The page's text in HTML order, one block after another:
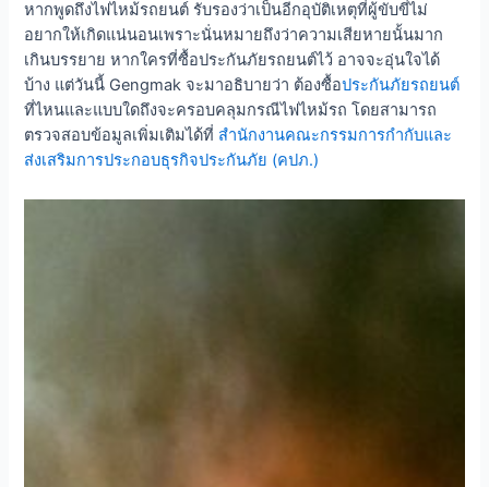
หากพูดถึงไฟไหม้รถยนต์ รับรองว่าเป็นอีกอุบัติเหตุที่ผู้ขับขี่ไม่
อยากให้เกิดแน่นอนเพราะนั่นหมายถึงว่าความเสียหายนั้นมาก
เกินบรรยาย หากใครที่ซื้อประกันภัยรถยนต์ไว้ อาจจะอุ่นใจได้
บ้าง แต่วันนี้ Gengmak จะมาอธิบายว่า ต้องซื้อประกันภัยรถยนต์
ที่ไหนและแบบใดถึงจะครอบคลุมกรณีไฟไหม้รถ โดยสามารถ
ตรวจสอบข้อมูลเพิ่มเติมได้ที่ สำนักงานคณะกรรมการกำกับและ
ส่งเสริมการประกอบธุรกิจประกันภัย (คปภ.)